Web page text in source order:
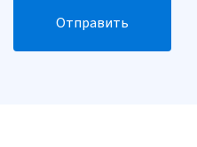
Отправить